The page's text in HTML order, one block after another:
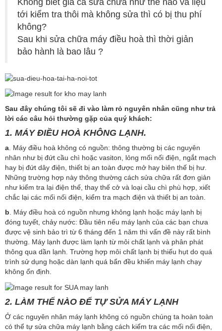
tới kiểm tra thôi mà không sửa thì có bị thu phí
không?
Sau khi sửa chữa máy điều hoà thì thời giản
bảo hành là bao lâu ?
Sau đây chúng tôi sẽ đi vào làm rỏ nguyên nhân cũng như trả
lời các câu hỏi thường gặp của quý khách:
1. MÁY ĐIỀU HOÀ KHÔNG LẠNH.
a. Máy điều hoà không có nguồn: thông thường bị các nguyên
nhân như bị đứt cầu chì hoặc vasiton, lỏng mối nối điện, ngắt mạch
hay bị đứt dây điện, thiết bị an toàn được mở hay biên thế bị hư.
Những trường hợp này thông thường cách sửa chữa rất đơn giản
như kiểm tra lại điện thế, thay thế cở và loại cầu chì phù hợp, xiết
chắc lại các mối nối điện, kiểm tra mạch điện và thiết bị an toàn.
b. Máy điều hoà có nguồn nhưng không lạnh hoặc máy lạnh bị
đóng tuyết, chảy nước: Đầu tiên nếu máy lạnh của các bạn chưa
được vệ sinh bảo trì từ 6 tháng đến 1 năm thì vấn đề này rất bình
thường. Máy lạnh được làm lạnh từ môi chất lạnh và phân phát
thông qua dần lạnh. Trường hợp môi chất lạnh bị thiếu hụt do quá
trình sử dụng hoặc dàn lạnh quá bẩn đều khiến máy lạnh chạy
không ổn định.
2. LÀM THẾ NÀO ĐỂ TỰ SỬA MÁY LẠNH
Ở các nguyên nhân máy lạnh không có nguồn chúng ta hoàn toàn
có thể tự sửa chữa máy lạnh bằng cách kiểm tra các mối nối điện,